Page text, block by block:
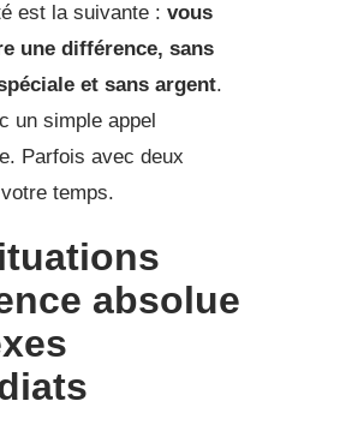
est la suivante : vous
une différence, sans
et sans argent.
un simple appel
Parfois avec deux
temps.
absolue